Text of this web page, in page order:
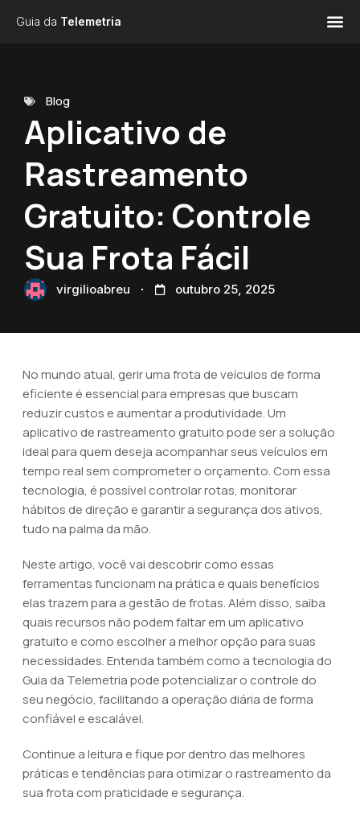
Guia da Telemetria
Blog
Aplicativo de
Rastreamento
Gratuito: Controle
Sua Frota Fácil
virgilioabreu outubro 25, 2025
No mundo atual, gerir uma frota de veículos de forma
eficiente é essencial para empresas que buscam
reduzir custos e aumentar a produtividade. Um
aplicativo de rastreamento gratuito pode ser a solução
ideal para quem deseja acompanhar seus veículos em
tempo real sem comprometer o orçamento. Com essa
tecnologia, é possível controlar rotas, monitorar
hábitos de direção e garantir a segurança dos ativos,
tudo na palma da mão.
Neste artigo, você vai descobrir como essas
ferramentas funcionam na prática e quais benefícios
elas trazem para a gestão de frotas. Além disso, saiba
quais recursos não podem faltar em um aplicativo
gratuito e como escolher a melhor opção para suas
necessidades. Entenda também como a tecnologia do
Guia da Telemetria pode potencializar o controle do
seu negócio, facilitando a operação diária de forma
confiável e escalável.
Continue a leitura e fique por dentro das melhores
práticas e tendências para otimizar o rastreamento da
sua frota com praticidade e segurança.